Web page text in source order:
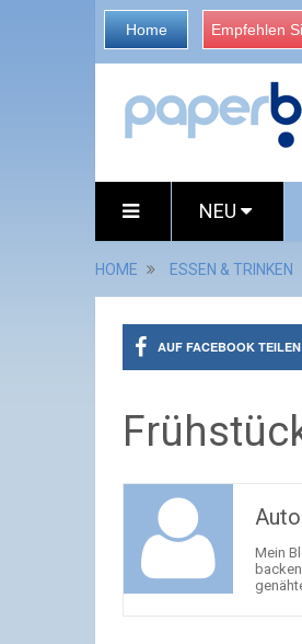
Home Empfehlen
NEU
HOME ESSEN & TRINKEN
AUF FACEBOOK TEILEN
Mein